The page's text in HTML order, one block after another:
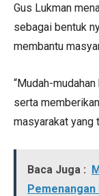
Gus Lukman
sebagai bentuk
membantu
“Mudah-
serta
masyarakat yang
Baca Juga :
Pemenangan